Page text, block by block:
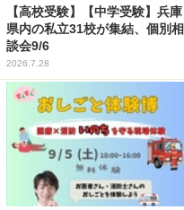
【高校受験】【中学受験】兵庫
県内の私立31校が集結、個別相
談会9/6
2026.7.28